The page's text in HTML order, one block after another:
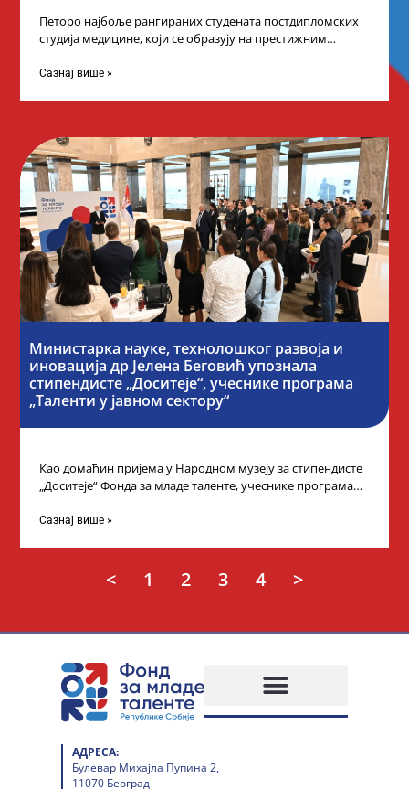
Петоро најбоље рангираних студената постдипломских
студија медицине, који се образују на престижним
стипендије од
Сазнај више »
Министарка науке, технолошког развоја и
иновација др Јелена Беговић упознала
стипендисте „Доситеје“, учеснике програма
„Таленти у јавном сектору“
Као домаћин пријема у Народном музеју за стипендисте
„Доситеје“ Фонда за младе таленте, учеснике програма
Сазнај више »
< 1 2 3 4 >
АДРЕСА:
Булевар Михајла Пупина 2,
11070 Београд